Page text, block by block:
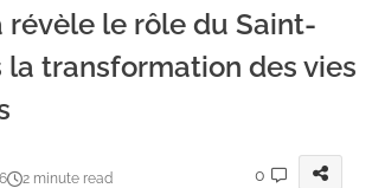
révèle le rôle du Saint-
la transformation des vies
2 minute read 0